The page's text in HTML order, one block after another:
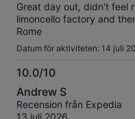
Great day out, didn't feel
limoncello factory and
Rome
Datum för aktiviteten: 14 juli
10.0/10
10.0
av
10
Andrew S
Recension från Expedia